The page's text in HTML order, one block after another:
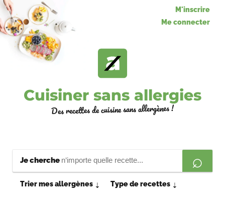
M'inscrire
Me connecter
Cuisiner sans allergies
Des recettes de cuisine sans allergènes !
Je cherche
Trier mes allergènes ⇣ Type de recettes ⇣